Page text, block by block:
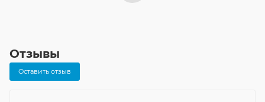
Отзывы
Оставить отзыв